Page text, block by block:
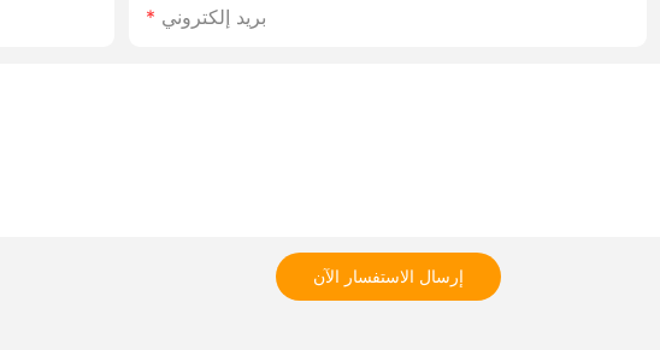
بريد إلكتروني
إرسال الاستفسار الآن